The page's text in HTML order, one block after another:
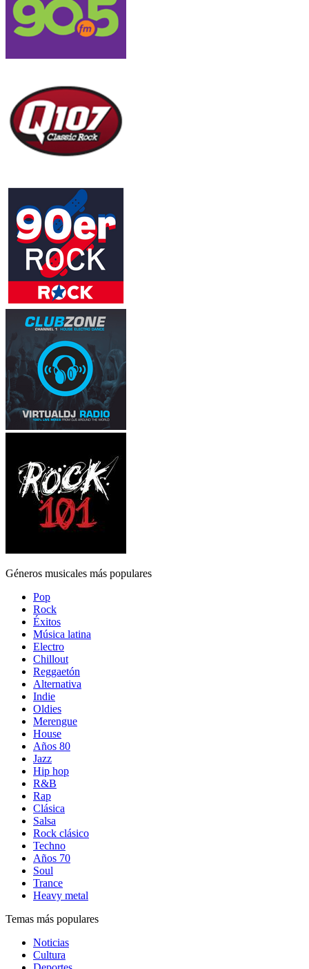
Géneros musicales más populares
Pop
Rock
Éxitos
Música latina
Electro
Chillout
Reggaetón
Alternativa
Indie
Oldies
Merengue
House
Años 80
Jazz
Hip hop
R&B
Rap
Clásica
Salsa
Rock clásico
Techno
Años 70
Soul
Trance
Heavy metal
Temas más populares
Noticias
Cultura